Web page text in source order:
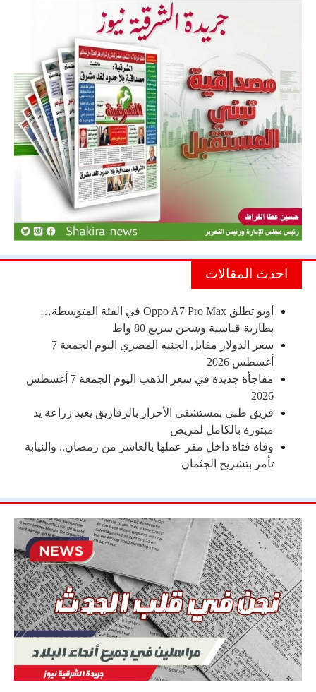
احدث المقالات
أوبو تطلق Oppo A7 Pro Max في الفئة المتوسطة…
بطارية قياسية وشحن سريع 80 واط
سعر الدولار مقابل الجنيه المصري اليوم الجمعة 7
أغسطس 2026
مفاجأة جديدة في سعر الذهب اليوم الجمعة 7 أغسطس
2026
فريق طبي بمستشفى الأحرار بالزقازيق يعيد زراعة يد
مبتورة بالكامل لمريض
وفاة فتاة داخل مقر عملها بالعاشر من رمضان.. والنيابة
تأمر بتشريح الجثمان